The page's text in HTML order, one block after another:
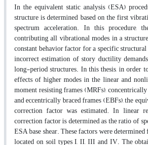
In the equivalent static analysis (ESA)
structure is determined based on the first
spectrum acceleration. In this procedure,
contributing all vibrational modes in a
constant behavior factor for a specific
incorrect estimation of story ductility
long-period structures. In this thesis, in order
effects of higher modes in the linear and
moment resisting frames (MRFs),
and eccentrically braced frames (EBFs), the
correction factor was estimated. In linear
correction factor is determined as the ratio of
ESA base shear. These factors were
located on soil types I, II, III and IV. The